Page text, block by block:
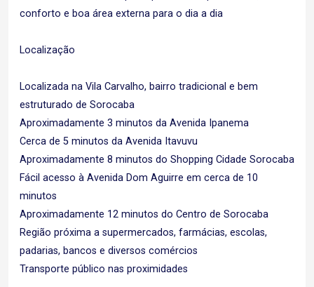
conforto e boa área externa para o dia a dia
Localização
Localizada na Vila Carvalho, bairro tradicional e bem
estruturado de Sorocaba
Aproximadamente 3 minutos da Avenida Ipanema
Cerca de 5 minutos da Avenida Itavuvu
Aproximadamente 8 minutos do Shopping Cidade Sorocaba
Fácil acesso à Avenida Dom Aguirre em cerca de 10
minutos
Aproximadamente 12 minutos do Centro de Sorocaba
Região próxima a supermercados, farmácias, escolas,
padarias, bancos e diversos comércios
Transporte público nas proximidades